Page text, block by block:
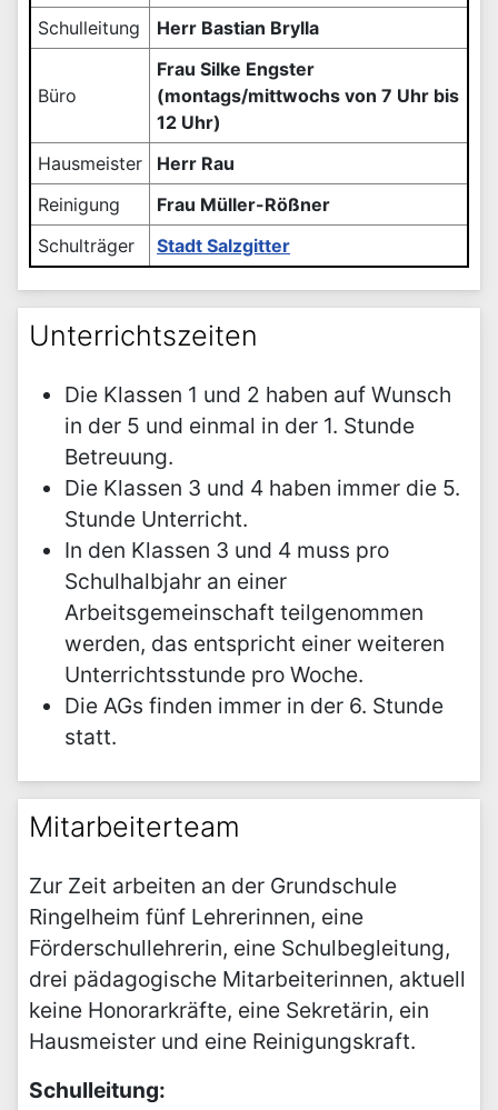
Schulleitung
Herr Bastian Brylla
Büro
Frau Silke Engster
(montags/mittwochs von 7 Uhr bis
12 Uhr)
Hausmeister
Herr Rau
Reinigung
Frau Müller-Rößner
Schulträger
Stadt Salzgitter
Unterrichtszeiten
Die Klassen 1 und 2 haben auf Wunsch
in der 5 und einmal in der 1. Stunde
Betreuung.
Die Klassen 3 und 4 haben immer die 5.
Stunde Unterricht.
In den Klassen 3 und 4 muss pro
Schulhalbjahr an einer
Arbeitsgemeinschaft teilgenommen
werden, das entspricht einer weiteren
Unterrichtsstunde pro Woche.
Die AGs finden immer in der 6. Stunde
statt.
Mitarbeiterteam
Zur Zeit arbeiten an der Grundschule
Ringelheim fünf Lehrerinnen, eine
Förderschullehrerin, eine Schulbegleitung,
drei pädagogische Mitarbeiterinnen, aktuell
keine Honorarkräfte, eine Sekretärin, ein
Hausmeister und eine Reinigungskraft.
Schulleitung: